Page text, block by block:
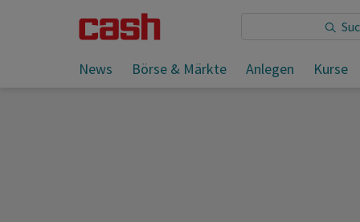
News Börse & Märkte Anlegen Kurse
Sie lesen: